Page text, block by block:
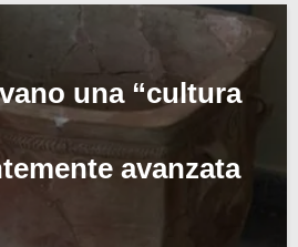
una “cultura
avanzata